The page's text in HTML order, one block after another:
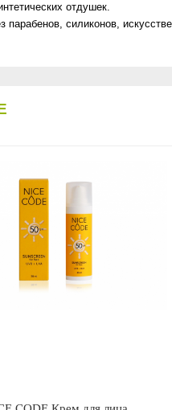
отдушек.
парабенов, силиконов,